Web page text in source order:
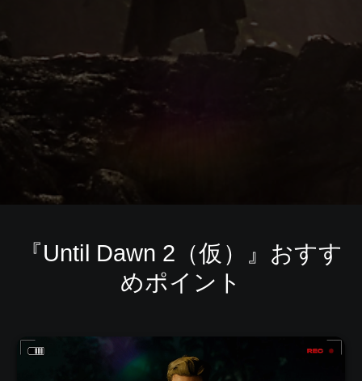
『Until Dawn 2（仮）』おすす
めポイント